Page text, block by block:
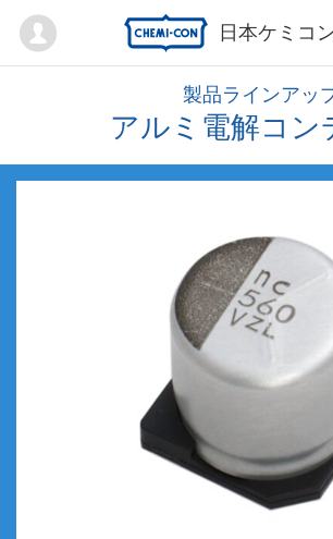
日本ケミコ
Mypage
製品ラインアッ
アルミ電解コン